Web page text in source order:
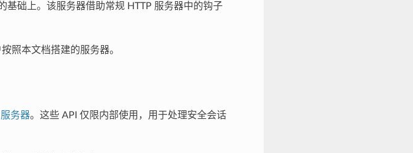
基础上。该服务器借助常规 HTTP 服务器中的钩子
照本文档搭建的服务器。
服务器。这些 API 仅限内部使用，用于处理安全会话